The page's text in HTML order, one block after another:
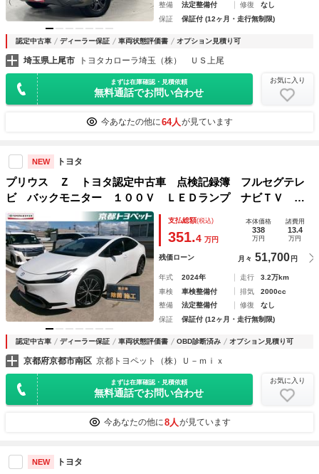
整備
法定整備付 修復
なし
保証
保証付 (12ヶ月・走行無制限)
認定中古車 ディーラー保証 車両状態評価書 オプション見積り可
埼玉県上尾市 トヨタカローラ埼玉（株） ＵＳ上尾
まずは在庫確認・見積依頼
無料通話でお問い合わせ
お気に入り
今あなたの他に64人 が見ています
NEW トヨタ
プリウス Ｚ トヨタ認定中古車 点検記録簿 フルセグテレ
ビ バックモニター １００Ｖ ＬＥＤランプ ナビＴＶ フ
ルオートエアコン Ｐシート エアバック 横滑り防止装置
アルミホイール ドライブレコーダー
支払総額(税込)
351.4 万円
本体価格
338
万円
諸費用
13.4
万円
残価ローン 月々 51,700 円
年式 2024年 走行
3.2万km
車検
車検整備付 排気
2000cc
整備
法定整備付 修復
なし
保証
保証付 (12ヶ月・走行無制限)
認定中古車 ディーラー保証 車両状態評価書 OBD診断済み オプション見積り可
京都府京都市南区 京都トヨペット（株）Ｕ－ｍｉｘ
まずは在庫確認・見積依頼
無料通話でお問い合わせ
お気に入り
今あなたの他に8人 が見ています
NEW トヨタ